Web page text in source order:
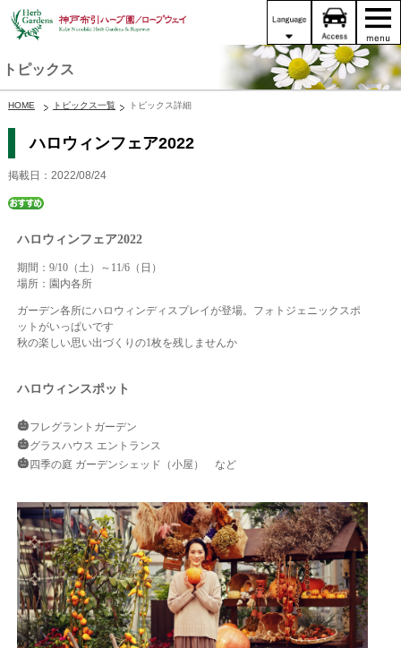
トピックス
HOME トピックス一覧 トピックス詳細
ハロウィンフェア2022
掲載日：2022/08/24
ハロウィンフェア2022
期間：9/10（土）～11/6（日）
場所：園内各所
ガーデン各所にハロウィンディスプレイが登場。フォトジェニックスポ
ットがいっぱいです
秋の楽しい思い出づくりの1枚を残しませんか
ハロウィンスポット
🎃フレグラントガーデン
🎃グラスハウス エントランス
🎃 四季の庭 ガーデンシェッド（小屋） など